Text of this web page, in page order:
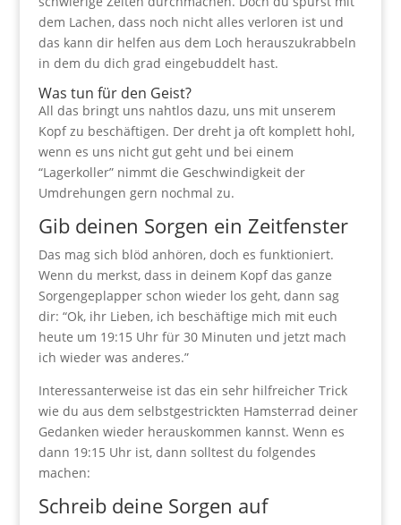
dem Lachen, dass noch nicht alles verloren ist und
das kann dir helfen aus dem Loch herauszukrabbeln
in dem du dich grad eingebuddelt hast.
Was tun für den Geist?
All das bringt uns nahtlos dazu, uns mit unserem
Kopf zu beschäftigen. Der dreht ja oft komplett hohl,
wenn es uns nicht gut geht und bei einem
“Lagerkoller” nimmt die Geschwindigkeit der
Umdrehungen gern nochmal zu.
Gib deinen Sorgen ein Zeitfenster
Das mag sich blöd anhören, doch es funktioniert.
Wenn du merkst, dass in deinem Kopf das ganze
Sorgengeplapper schon wieder los geht, dann sag
dir: “Ok, ihr Lieben, ich beschäftige mich mit euch
heute um 19:15 Uhr für 30 Minuten und jetzt mach
ich wieder was anderes.”
Interessanterweise ist das ein sehr hilfreicher Trick
wie du aus dem selbstgestrickten Hamsterrad deiner
Gedanken wieder herauskommen kannst. Wenn es
dann 19:15 Uhr ist, dann solltest du folgendes
machen:
Schreib deine Sorgen auf